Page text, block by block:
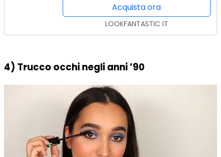
Acquista ora
LOOKFANTASTIC IT
4) Trucco occhi negli anni ’90